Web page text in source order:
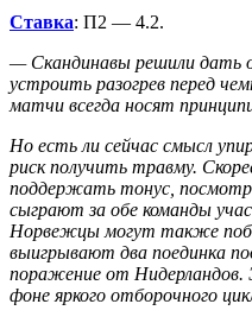
Ставка: П2 — 4.2.
— Скандинавы решили дать
устроить разогрев перед
матчи всегда носят
Но есть ли сейчас смысл
риск получить травму.
поддержать тонус,
сыграют за обе команды
Норвежцы могут также
выигрывают два поединка
поражение от
фоне яркого отборочного